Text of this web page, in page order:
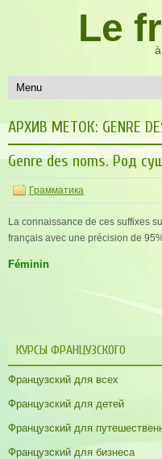
Le
АРХИВ МЕТОК:GENRE
Genre des noms. Род
Грамматика
La connaissance de ces suffixes
français avec une précision de
Féminin
КУРСЫ ФРАНЦУЗСКОГО
Французский для всех
Французский для детей
Французский для
Французский для бизнеса